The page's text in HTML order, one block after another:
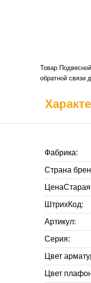
Товар
обратной связи
Фабрика:
Страна
ШтрихКод:
Артикул:
Серия:
Цвет
Цвет